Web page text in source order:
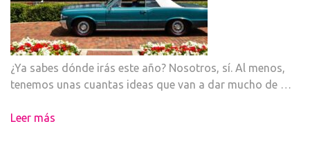
¿Ya sabes dónde irás este año? Nosotros, sí. Al menos,
tenemos unas cuantas ideas que van a dar mucho de …
Leer más